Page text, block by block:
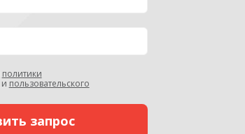
политики
и пользовательского